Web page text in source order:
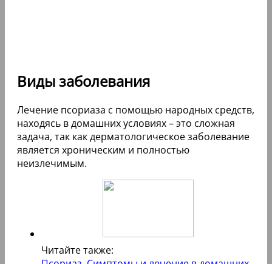
Виды заболевания
Лечение псориаза с помощью народных средств,
находясь в домашних условиях – это сложная
задача, так как дерматологическое заболевание
является хроническим и полностью
неизлечимым.
Читайте также: